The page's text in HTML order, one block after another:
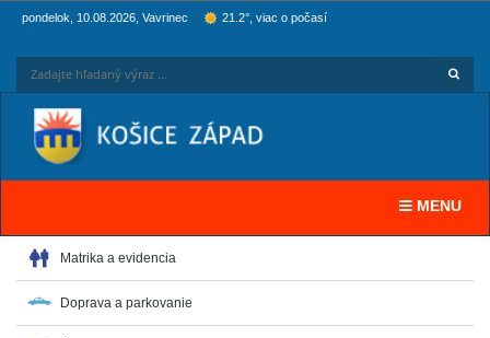
pondelok, 10.08.2026, Vavrinec 21.2°, viac o počasí
Toggle
MENU
Matrika a evidencia
Doprava a parkovanie